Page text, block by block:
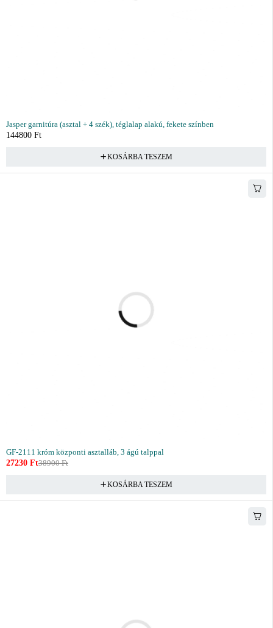
Jasper garnitúra (asztal + 4 szék), téglalap alakú, fekete színben
144800 Ft
KOSÁRBA TESZEM
GF-2111 króm központi asztalláb, 3 ágú talppal
38900Ft
27230 Ft
KOSÁRBA TESZEM